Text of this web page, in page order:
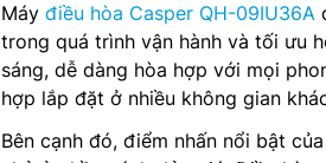
Máy điều hòa Casper QH-09IU36A
trong quá trình vận hành và tối ưu
sáng, dễ dàng hòa hợp với mọi
hợp lắp đặt ở nhiều không gian
Bên cạnh đó, điểm nhấn nổi bật